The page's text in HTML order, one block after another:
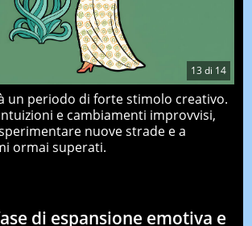
13 di 14
un periodo di forte stimolo creativo.
e cambiamenti improvvisi,
nuove strade e a
ormai superati.
di espansione emotiva e